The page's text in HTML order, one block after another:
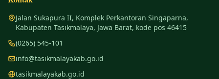
Jalan Sukapura II, Komplek Perkantoran Singaparna,
Kabupaten Tasikmalaya, Jawa Barat, kode pos 46415
(0265) 545-101
info@tasikmalayakab.go.id
tasikmalayakab.go.id